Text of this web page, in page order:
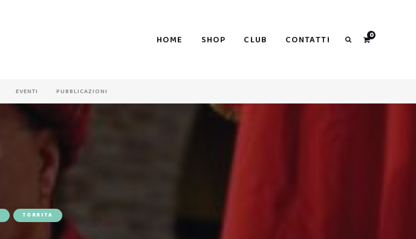
HOME SHOP CLUB CONTATTI 0
EVENTI PUBBLICAZIONI
TORRITA